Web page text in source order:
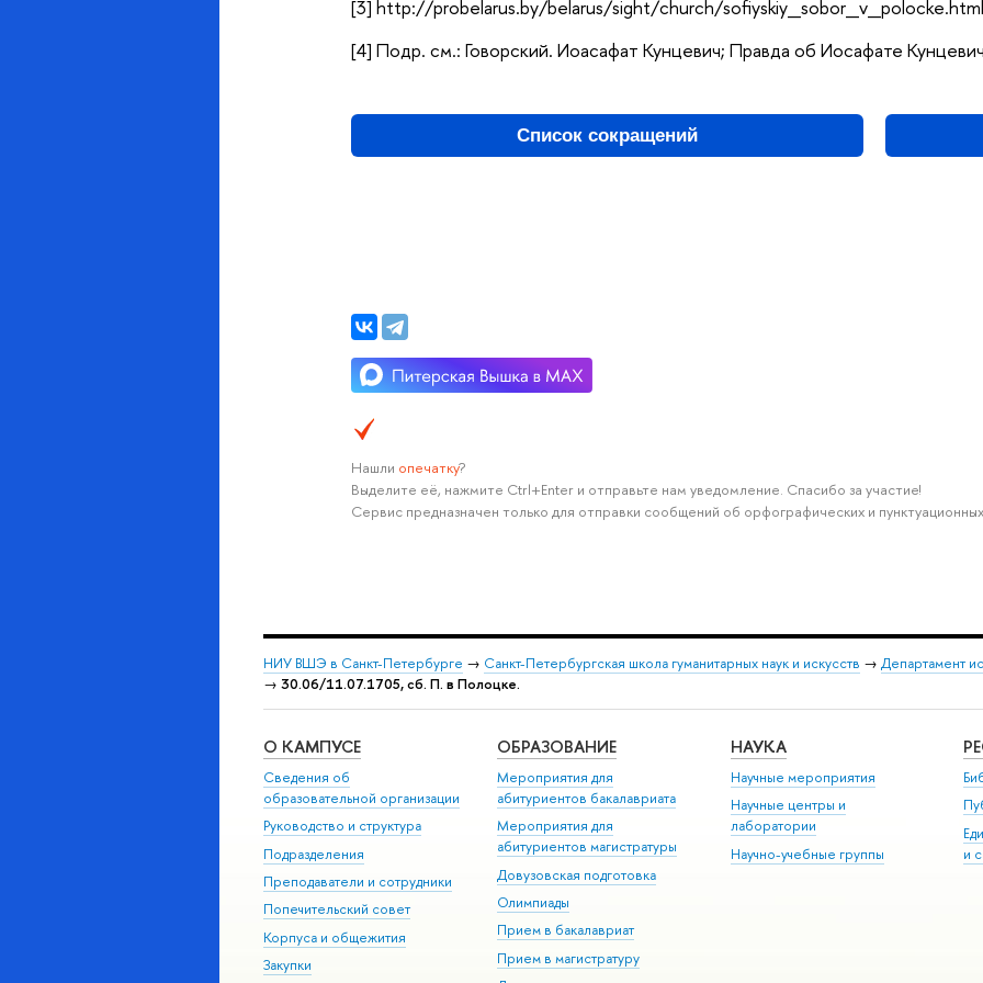
[3] http://probelarus.by/belarus/sight/church/
[4] Подр. см.: Говорский. Иоасафат Кунцевич; Правда об Иосафате
Список сокращений
Нашли опечатку?
Выделите её, нажмите Ctrl+Enter и отправьте нам уведомление. Спасибо за участие!
Сервис предназначен только для отправки сообщений об орфографических и
НИУ ВШЭ в Санкт-Петербурге → Санкт-Петербургская школа гуманитарных наук и искусств → Департамент
→ 30.06/11.07.1705, сб. П. в Полоцке.
О КАМПУСЕ
Сведения об
образовательной организации
Руководство и структура
Подразделения
Преподаватели и сотрудники
Попечительский совет
Корпуса и общежития
Закупки
ОБРАЗОВАНИЕ
Мероприятия для
абитуриентов бакалавриата
Мероприятия для
абитуриентов магистратуры
Довузовская подготовка
Олимпиады
Прием в бакалавриат
Прием в магистратуру
НАУКА
Научные мероприятия
Научные центры и
лаборатории
Научно-учебные группы
и